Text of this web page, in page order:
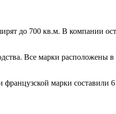
до 700 кв.м. В компании
Все марки расположены
марки составили